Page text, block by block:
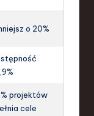
o 20%
projektów
cele